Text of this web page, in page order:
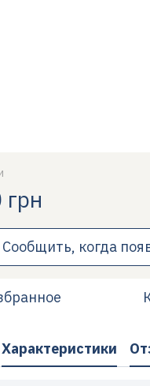
Сообщить, когда
Характеристики